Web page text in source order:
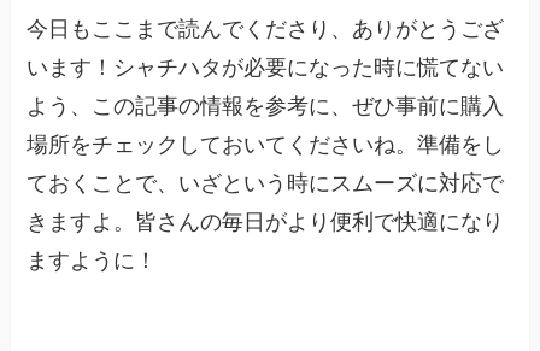
今日もここまで読んでくださり、ありがとうござ
います！シャチハタが必要になった時に慌てない
よう、この記事の情報を参考に、ぜひ事前に購入
場所をチェックしておいてくださいね。準備をし
ておくことで、いざという時にスムーズに対応で
きますよ。皆さんの毎日がより便利で快適になり
ますように！